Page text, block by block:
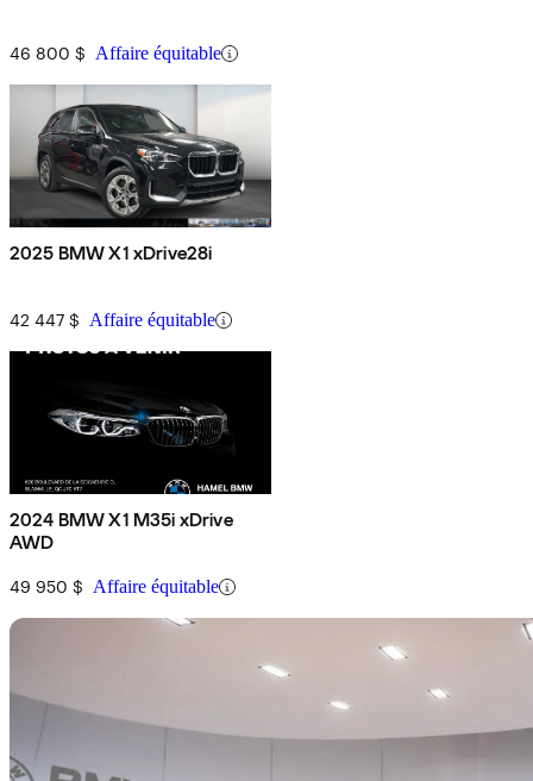
46 800 $ Affaire équitable
2025 BMW X1 xDrive28i
42 447 $ Affaire équitable
2024 BMW X1 M35i xDrive
AWD
49 950 $ Affaire équitable